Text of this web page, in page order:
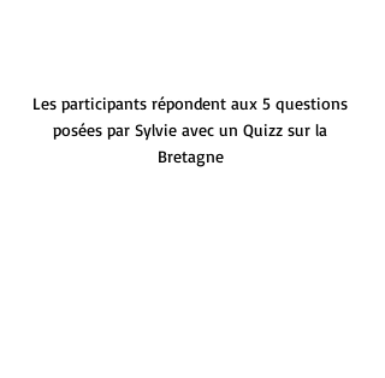
Les participants répondent aux 5 questions
posées par Sylvie avec un Quizz sur la
Bretagne